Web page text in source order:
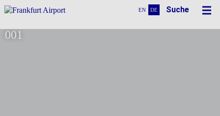
EN DE Suche
TERMINAL 3
001